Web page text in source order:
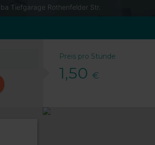
Tiefgarage Rothenfelder Str.
Preis pro Stunde
1,50 €